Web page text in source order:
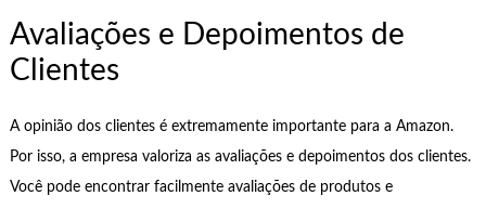
Avaliações e Depoimentos de
Clientes
A opinião dos clientes é extremamente importante para a Amazon.
Por isso, a empresa valoriza as avaliações e depoimentos dos clientes.
Você pode encontrar facilmente avaliações de produtos e